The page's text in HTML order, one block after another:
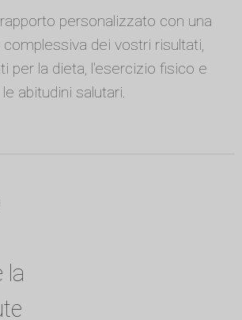
personalizzato con una
dei vostri risultati,
per la dieta, l'esercizio fisico e
le abitudini salutari.
la